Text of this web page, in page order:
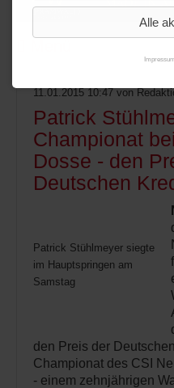
11.01.2015 10:47 von
Patrick
Championat
Dosse - den
Deutschen
Patrick Stühlmeyer siegte
im Hauptspringen am
Samstag
den Preis der
Championat des CSI
- einem zehnjährigen
Alle
Impressum